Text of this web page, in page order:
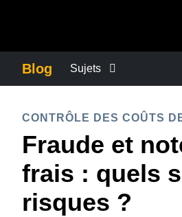
Canada
México
EUROPE
United
France
ASIA
Australia
Blog Sujets
CONTINUITÉ DES AFFAIRES
CONTRÔLE DES COÛTS DE
CONTRÔLE DES COÛTS
Fraude et
frais : quels
risques ?